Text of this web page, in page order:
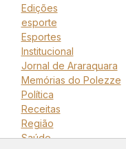
Edições
esporte
Esportes
Institucional
Jornal de Araraquara
Memórias do Polezze
Política
Receitas
Região
Saúde